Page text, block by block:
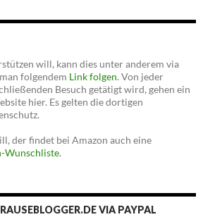
will, kann dies unter anderem via
folgendem Link folgen. Von jeder
Besuch getätigt wird, gehen ein
hier. Es gelten die dortigen
der findet bei Amazon auch eine
Wunschliste.
VIA PAYPAL